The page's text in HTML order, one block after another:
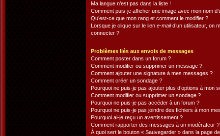
Ma langue n’est pas dans la liste !
Comment puis-je afficher une image avec mon nom
Qu’est-ce que mon rang et comment le modifier ?
Lorsque je clique sur le lien e-maild’un utilisateur, on
connecter ?
Problèmes liés aux envois de messages
Comment poster dans un forum ?
Comment modifier ou supprimer un message ?
Comment ajouter une signature à mes messages ?
Comment créer un sondage ?
Pourquoi ne puis-je pas ajouter plus d’options à mon
Comment modifier ou supprimer un sondage ?
Pourquoi ne puis-je pas accéder à un forum ?
Pourquoi ne puis-je pas joindre des fichiers à mon
Pourquoi ai-je reçu un avertissement ?
Comment rapporter des messages à un modérateur ?
À quoi sert le bouton « Sauvegarder » dans la page